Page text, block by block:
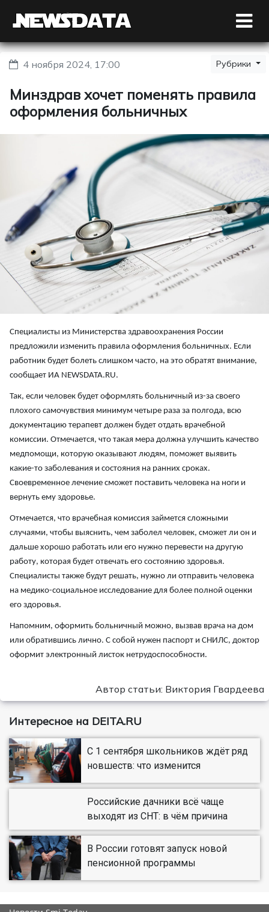
4 ноября 2024, 17:00 Рубрики
Минздрав хочет поменять правила
оформления больничных
Специалисты из Министерства здравоохранения России
предложили изменить правила оформления больничных. Если
работник будет болеть слишком часто, на это обратят внимание,
сообщает ИА NEWSDATA.RU.
Так, если человек будет оформлять больничный из-за своего
плохого самочувствия минимум четыре раза за полгода, всю
документацию терапевт должен будет отдать врачебной
комиссии. Отмечается, что такая мера должна улучшить качество
медпомощи, которую оказывают людям, поможет выявить
какие-то заболевания и состояния на ранних сроках.
Своевременное лечение сможет поставить человека на ноги и
вернуть ему здоровье.
Отмечается, что врачебная комиссия займется сложными
случаями, чтобы выяснить, чем заболел человек, сможет ли он и
дальше хорошо работать или его нужно перевести на другую
работу, которая будет отвечать его состоянию здоровья.
Специалисты также будут решать, нужно ли отправить человека
на медико-социальное исследование для более полной оценки
его здоровья.
Напомним, оформить больничный можно, вызвав врача на дом
или обратившись лично. С собой нужен паспорт и СНИЛС, доктор
оформит электронный листок нетрудоспособности.
Автор статьи: Виктория Гвардеева
Интересное на DEITA.RU
С 1 сентября школьников ждёт ряд
новшеств: что изменится
Российские дачники всё чаще
выходят из СНТ: в чём причина
В России готовят запуск новой
пенсионной программы